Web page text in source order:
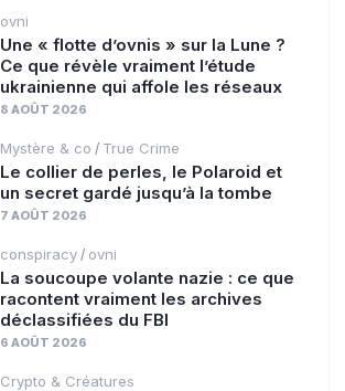
ovni
Une « flotte d’ovnis » sur la Lune ?
Ce que révèle vraiment l’étude
ukrainienne qui affole les réseaux
8 AOÛT 2026
Mystère & co / True Crime
Le collier de perles, le Polaroid et
un secret gardé jusqu’à la tombe
7 AOÛT 2026
conspiracy / ovni
La soucoupe volante nazie : ce que
racontent vraiment les archives
déclassifiées du FBI
6 AOÛT 2026
Crypto & Créatures